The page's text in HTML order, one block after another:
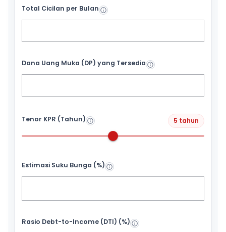
Total Cicilan per Bulan
Dana Uang Muka (DP) yang Tersedia
Tenor KPR (Tahun) 5 tahun
Estimasi Suku Bunga (%)
Rasio Debt-to-Income (DTI) (%)